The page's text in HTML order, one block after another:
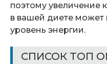
поэтому увеличение
в вашей диете может
уровень энергии.
СПИСОК ТОП